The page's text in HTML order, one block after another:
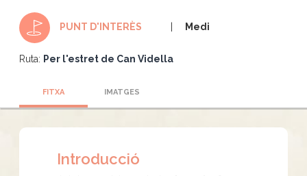
PUNT D'INTERÈS Medi
Ruta: Per l'estret de Can Vidella
FITXA IMATGES
Introducció